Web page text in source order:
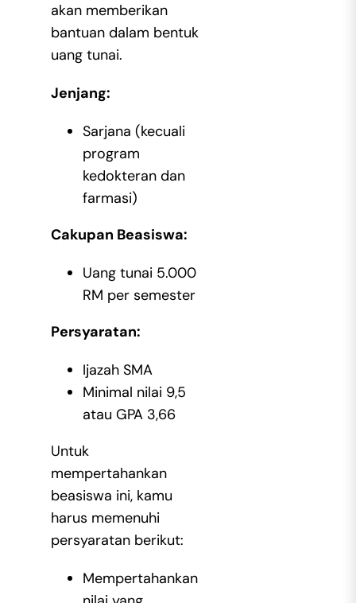
akan memberikan
bantuan dalam bentuk
uang tunai.
Jenjang:
Sarjana (kecuali
program
kedokteran dan
farmasi)
Cakupan Beasiswa:
Uang tunai 5.000
RM per semester
Persyaratan:
Ijazah SMA
Minimal nilai 9,5
atau GPA 3,66
Untuk
mempertahankan
beasiswa ini, kamu
harus memenuhi
persyaratan berikut:
Mempertahankan